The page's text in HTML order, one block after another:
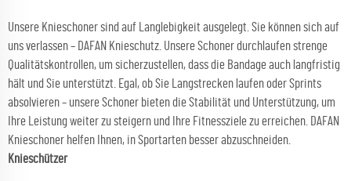
Unsere Knieschoner sind auf Langlebigkeit ausgelegt. Sie können sich auf
uns verlassen – DAFAN Knieschutz. Unsere Schoner durchlaufen strenge
Qualitätskontrollen, um sicherzustellen, dass die Bandage auch langfristig
hält und Sie unterstützt. Egal, ob Sie Langstrecken laufen oder Sprints
absolvieren – unsere Schoner bieten die Stabilität und Unterstützung, um
Ihre Leistung weiter zu steigern und Ihre Fitnessziele zu erreichen. DAFAN
Knieschoner helfen Ihnen, in Sportarten besser abzuschneiden.
Knieschützer